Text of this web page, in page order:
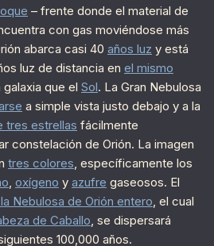
– frente donde el material de
con gas moviéndose más
abarca casi 40 años luz y está
luz de distancia en el mismo
que el Sol. La Gran Nebulosa
a simple vista justo debajo y a la
tres estrellas fácilmente
constelación de Orión. La imagen
tres colores, específicamente los
, oxígeno y azufre gaseosos. El
Nebulosa de Orión entero, el cual
de Caballo, se dispersará
100,000 años.